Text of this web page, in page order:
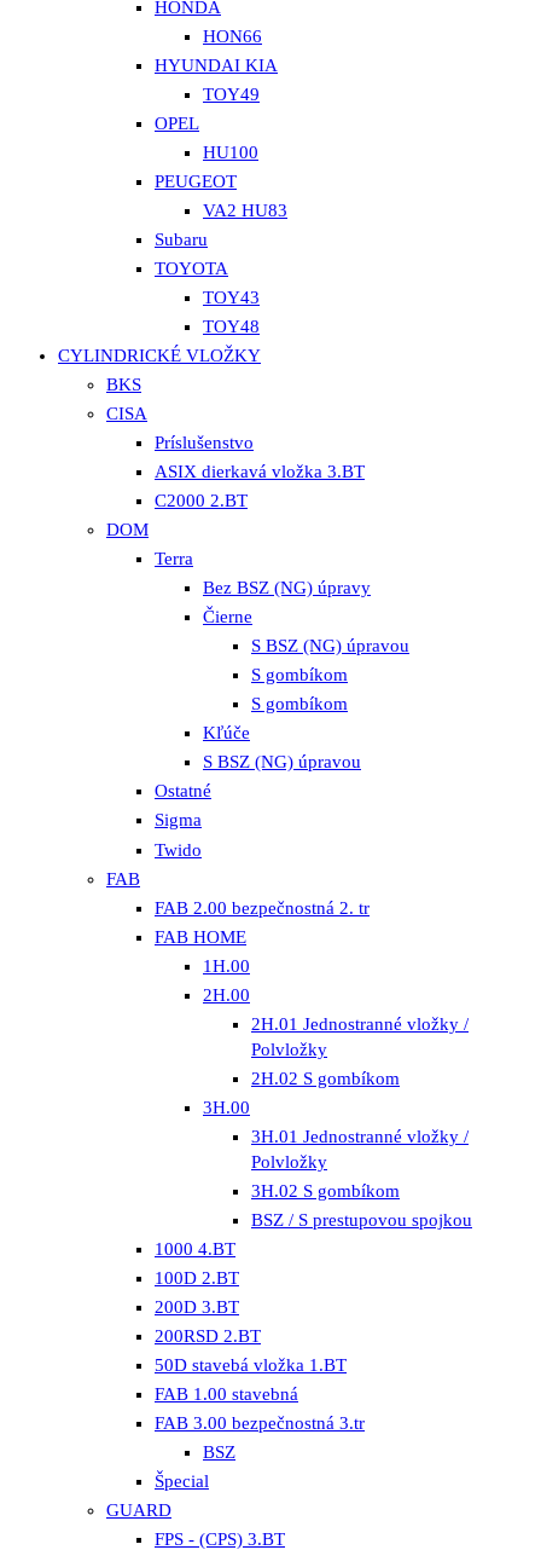
HONDA
HON66
HYUNDAI KIA
TOY49
OPEL
HU100
PEUGEOT
VA2 HU83
Subaru
TOYOTA
TOY43
TOY48
CYLINDRICKÉ VLOŽKY
BKS
CISA
Príslušenstvo
ASIX dierkavá vložka 3.BT
C2000 2.BT
DOM
Terra
Bez BSZ (NG) úpravy
Čierne
S BSZ (NG) úpravou
S gombíkom
S gombíkom
Kľúče
S BSZ (NG) úpravou
Ostatné
Sigma
Twido
FAB
FAB 2.00 bezpečnostná 2. tr
FAB HOME
1H.00
2H.00
2H.01 Jednostranné vložky /
Polvložky
2H.02 S gombíkom
3H.00
3H.01 Jednostranné vložky /
Polvložky
3H.02 S gombíkom
BSZ / S prestupovou spojkou
1000 4.BT
100D 2.BT
200D 3.BT
200RSD 2.BT
50D stavebá vložka 1.BT
FAB 1.00 stavebná
FAB 3.00 bezpečnostná 3.tr
BSZ
Špecial
GUARD
FPS - (CPS) 3.BT